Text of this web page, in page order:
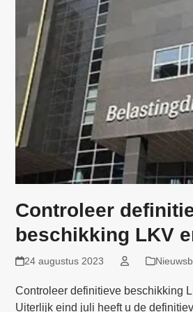
Controleer
beschikking LKV
24 augustus 2023
Controleer definitieve beschikking
Uiterlijk eind juli heeft u de